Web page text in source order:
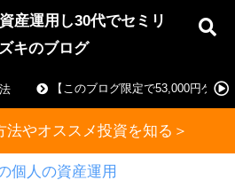
産運用し30代でセミリ
キのブログ
【このブログ限定で53,000円ゲッ
法やオススメ投資を知る＞
個人の資産運用